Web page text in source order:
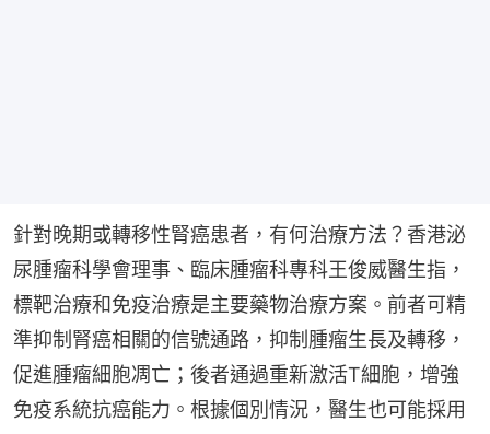
針對晚期或轉移性腎癌患者，有何治療方法？香港泌
尿腫瘤科學會理事、臨床腫瘤科專科王俊威醫生指，
標靶治療和免疫治療是主要藥物治療方案。前者可精
準抑制腎癌相關的信號通路，抑制腫瘤生長及轉移，
促進腫瘤細胞凋亡；後者通過重新激活T細胞，增強
免疫系統抗癌能力。根據個別情況，醫生也可能採用